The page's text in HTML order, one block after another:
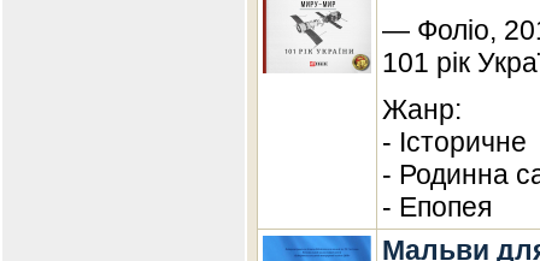
— Фоліо,
101 рік
Жанр:
- Історичне
- Родинна
- Епопея
Мальви